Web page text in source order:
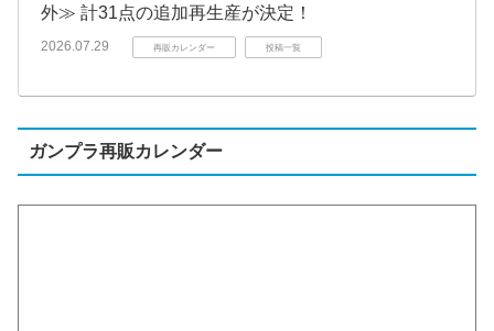
外≫ 計31点の追加再生産が決定！
2026.07.29 再販カレンダー 投稿一覧
ガンプラ再販カレンダー